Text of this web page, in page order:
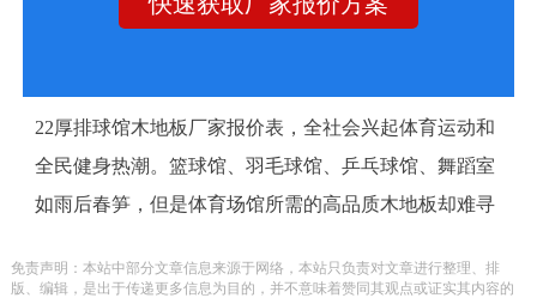
22厚排球馆木地板厂家报价表，全社会兴起体育运动和
全民健身热潮。篮球馆、羽毛球馆、乒乓球馆、舞蹈室
如雨后春笋，但是体育场馆所需的高品质木地板却难寻
和技术三大功能，这对生产技术要求很高，一般的木地
免责声明：本站中部分文章信息来源于网络，本站只负责对文章进行整理、排
版、编辑，是出于传递更多信息为目的，并不意味着赞同其观点或证实其内容的